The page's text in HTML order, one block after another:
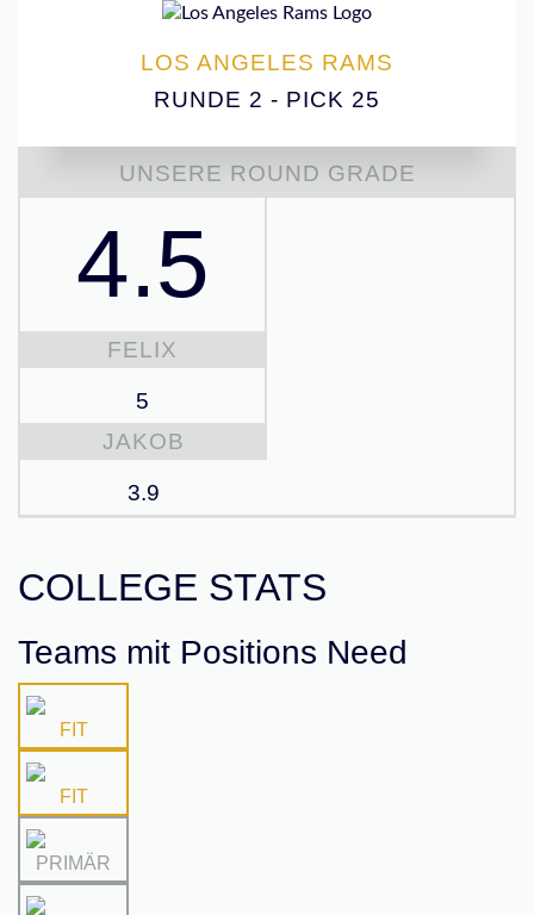
LOS ANGELES RAMS
RUNDE 2 - PICK 25
UNSERE ROUND GRADE
4.5
FELIX
5
JAKOB
3.9
COLLEGE STATS
Teams mit Positions Need